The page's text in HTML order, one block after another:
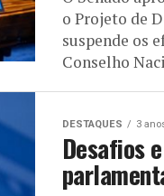
o Projeto de
suspende os
Conselho
DESTAQUES 3
Desafios